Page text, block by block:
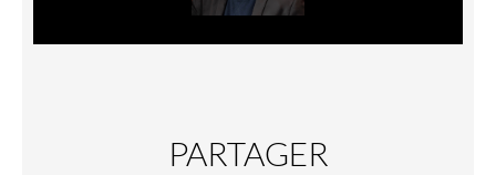
PARTAGER